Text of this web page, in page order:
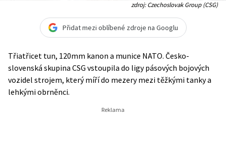
zdroj: Czechoslovak Group (CSG)
Přidat mezi oblíbené zdroje na Googlu
Třiatřicet tun, 120mm kanon a munice NATO. Česko-
slovenská skupina CSG vstoupila do ligy pásových bojových
vozidel strojem, který míří do mezery mezi těžkými tanky a
lehkými obrněnci.